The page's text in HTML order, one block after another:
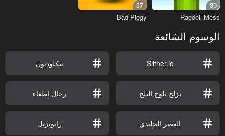
39
Ragdoll Mess
37
Bad Piggy
الوسوم الشائعة
Slither.io نيكلوديون
تزلج بلوح الثلج رجال إطفاء
العصر الجليدي رابونزيل